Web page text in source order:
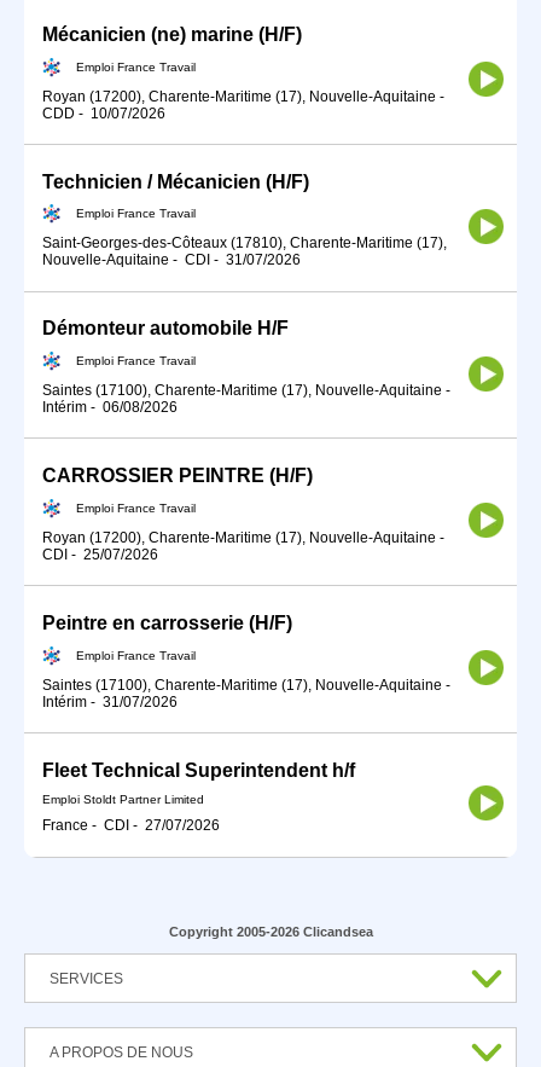
Mécanicien (ne) marine (H/F)
Emploi France Travail
Royan (17200), Charente-Maritime (17), Nouvelle-Aquitaine -
CDD - 10/07/2026
Technicien / Mécanicien (H/F)
Emploi France Travail
Saint-Georges-des-Côteaux (17810), Charente-Maritime (17),
Nouvelle-Aquitaine - CDI - 31/07/2026
Démonteur automobile H/F
Emploi France Travail
Saintes (17100), Charente-Maritime (17), Nouvelle-Aquitaine -
Intérim - 06/08/2026
CARROSSIER PEINTRE (H/F)
Emploi France Travail
Royan (17200), Charente-Maritime (17), Nouvelle-Aquitaine -
CDI - 25/07/2026
Peintre en carrosserie (H/F)
Emploi France Travail
Saintes (17100), Charente-Maritime (17), Nouvelle-Aquitaine -
Intérim - 31/07/2026
Fleet Technical Superintendent h/f
Emploi Stoldt Partner Limited
France - CDI - 27/07/2026
Copyright 2005-2026 Clicandsea
SERVICES
A PROPOS DE NOUS